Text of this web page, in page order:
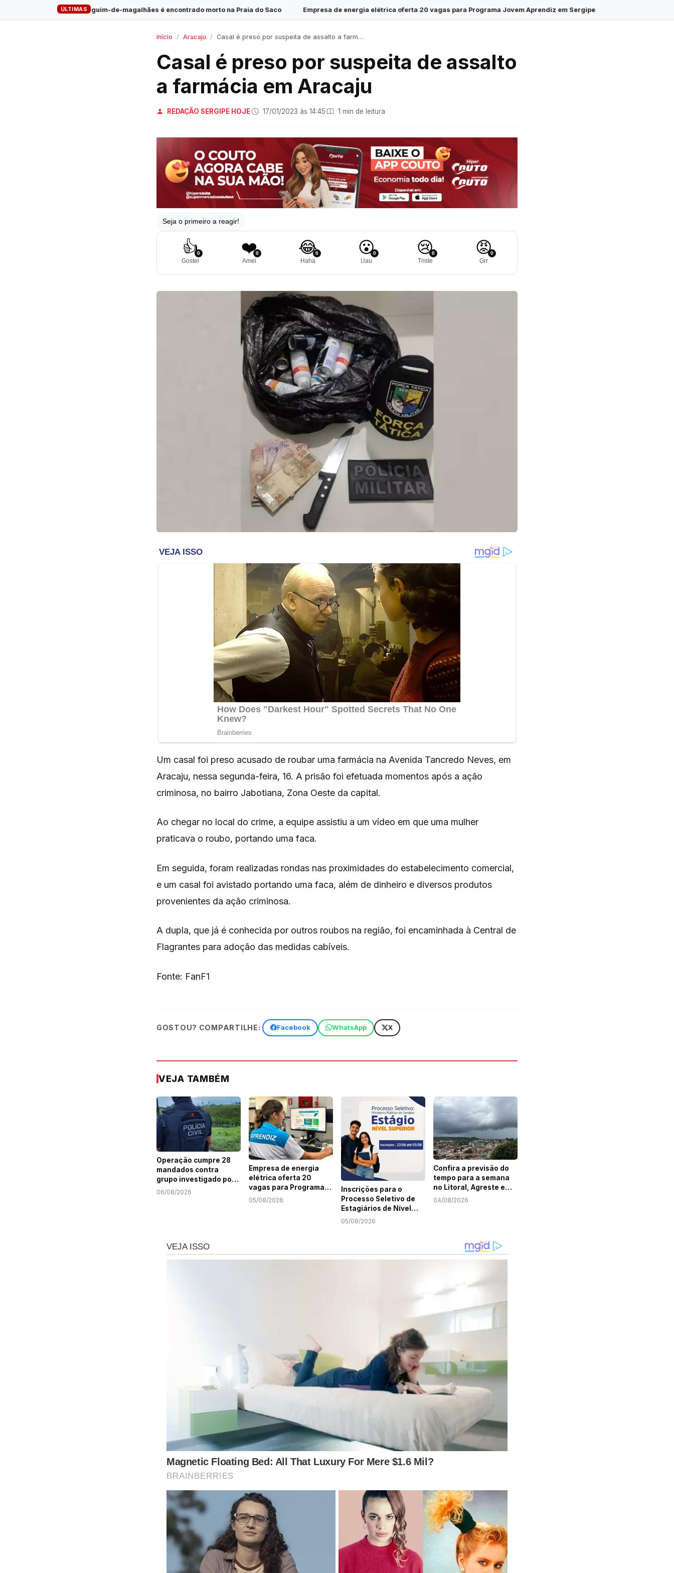
ÚLTIMAS
Pinguim-de-magalhães é encontrado morto na Praia do Saco · Empresa de energia elétrica oferta 20 vagas para Programa Jovem Aprendiz em Sergipe · Inscrições para o Processo Seletivo
Início Aracaju Casal é preso por suspeita de assalto a farmácia em Aracaju
Casal é preso por suspeita de assalto
a farmácia em Aracaju
REDAÇÃO SERGIPE HOJE· 17/01/2023 às 14:45· 1 min de leitura
Seja o primeiro a reagir!
👍0
Gostei
❤️0
Amei
😂0
Haha
😮0
Uau
😢0
Triste
😡0
Grr
Um casal foi preso acusado de roubar uma farmácia na Avenida Tancredo Neves, em
Aracaju, nessa segunda-feira, 16. A prisão foi efetuada momentos após a ação
criminosa, no bairro Jabotiana, Zona Oeste da capital.
Ao chegar no local do crime, a equipe assistiu a um vídeo em que uma mulher
praticava o roubo, portando uma faca.
Em seguida, foram realizadas rondas nas proximidades do estabelecimento comercial,
e um casal foi avistado portando uma faca, além de dinheiro e diversos produtos
provenientes da ação criminosa.
A dupla, que já é conhecida por outros roubos na região, foi encaminhada à Central de
Flagrantes para adoção das medidas cabíveis.
Fonte: FanF1
GOSTOU? COMPARTILHE: Facebook WhatsApp X
VEJA TAMBÉM
Operação cumpre 28
mandados contra
grupo investigado por
roubo de cargas e
06/08/2026
Empresa de energia
elétrica oferta 20
vagas para Programa
Jovem Aprendiz em
05/08/2026
Inscrições para o
Processo Seletivo de
Estagiários de Nível
Superior do MPSE
05/08/2026
Confira a previsão do
tempo para a semana
no Litoral, Agreste e
Sertão de Sergipe
04/08/2026